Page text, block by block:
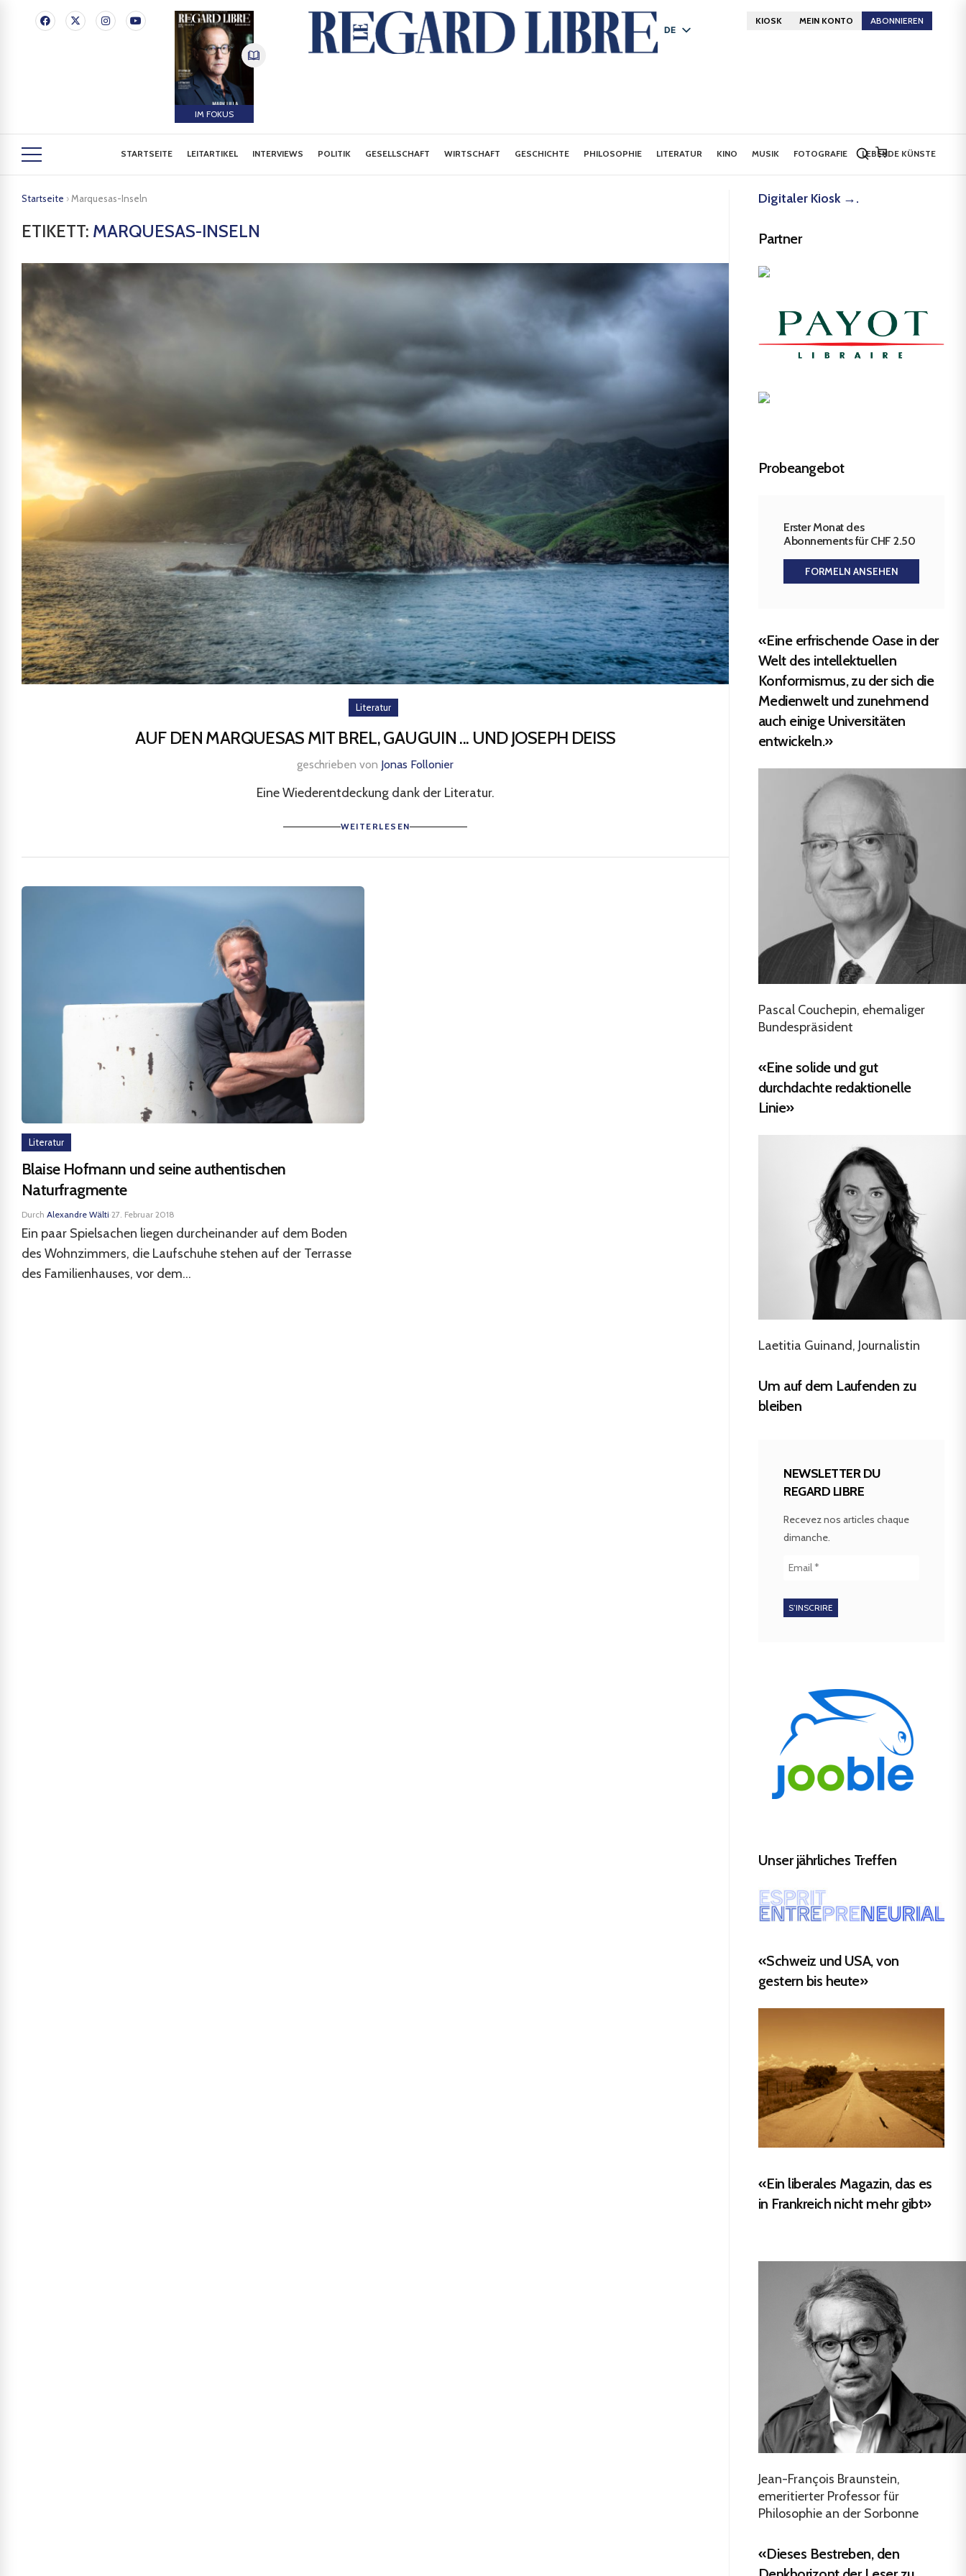
IM FOKUS
DE
KIOSK MEIN KONTO ABONNIEREN
STARTSEITE LEITARTIKEL INTERVIEWS POLITIK GESELLSCHAFT WIRTSCHAFT GESCHICHTE PHILOSOPHIE LITERATUR KINO MUSIK FOTOGRAFIE LEBENDE KÜNSTE
Startseite › Marquesas-Inseln
ETIKETT: MARQUESAS-INSELN
Literatur
AUF DEN MARQUESAS MIT BREL, GAUGUIN ... UND JOSEPH DEISS
geschrieben von Jonas Follonier
Eine Wiederentdeckung dank der Literatur.
WEITERLESEN
Literatur
Blaise Hofmann und seine authentischen
Naturfragmente
Durch Alexandre Wälti·27. Februar 2018
Ein paar Spielsachen liegen durcheinander auf dem Boden
des Wohnzimmers, die Laufschuhe stehen auf der Terrasse
des Familienhauses, vor dem...
Digitaler Kiosk →.
Partner
Probeangebot
Erster Monat des
Abonnements für CHF 2.50
FORMELN ANSEHEN
«Eine erfrischende Oase in der
Welt des intellektuellen
Konformismus, zu der sich die
Medienwelt und zunehmend
auch einige Universitäten
entwickeln.»
Pascal Couchepin, ehemaliger
Bundespräsident
«Eine solide und gut
durchdachte redaktionelle
Linie»
Laetitia Guinand, Journalistin
Um auf dem Laufenden zu
bleiben
NEWSLETTER DU
REGARD LIBRE
Recevez nos articles chaque
dimanche.
Unser jährliches Treffen
«Schweiz und USA, von
gestern bis heute»
«Ein liberales Magazin, das es
in Frankreich nicht mehr gibt»
Jean-François Braunstein,
emeritierter Professor für
Philosophie an der Sorbonne
«Dieses Bestreben, den